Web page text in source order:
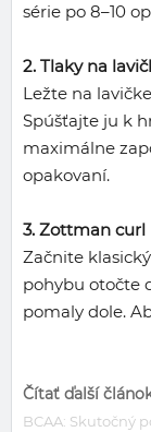
série po 8–10
2. Tlaky na
Ležte na
Spúšťajte ju k
maximálne
opakovaní.
3. Zottman curl
Začnite
pohybu otočte
pomaly dole.
Čítať ďalší
BCAA: Skutočný